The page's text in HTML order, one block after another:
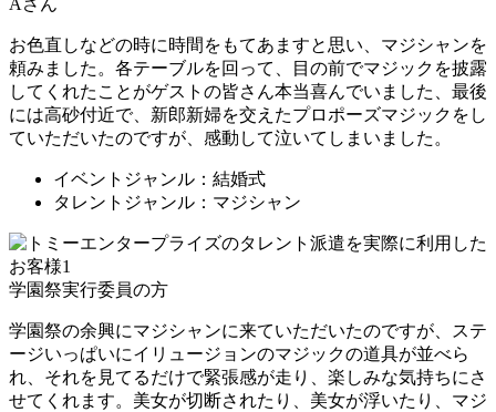
Aさん
お色直しなどの時に時間をもてあますと思い、マジシャンを
頼みました。各テーブルを回って、目の前でマジックを披露
してくれたことがゲストの皆さん本当喜んでいました、最後
には高砂付近で、新郎新婦を交えたプロポーズマジックをし
ていただいたのですが、感動して泣いてしまいました。
イベントジャンル：結婚式
タレントジャンル：マジシャン
学園祭実行委員の方
学園祭の余興にマジシャンに来ていただいたのですが、ステ
ージいっぱいにイリュージョンのマジックの道具が並べら
れ、それを見てるだけで緊張感が走り、楽しみな気持ちにさ
せてくれます。美女が切断されたり、美女が浮いたり、マジ